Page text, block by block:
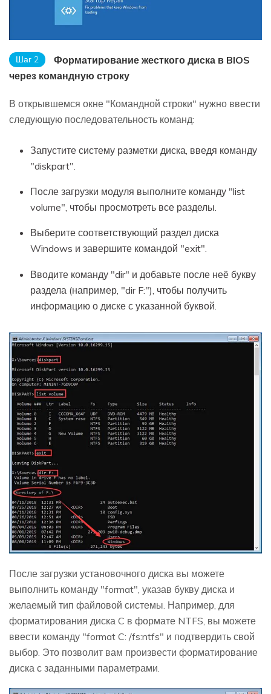
Шаг 2
Форматирование жесткого диска в BIOS
через командную строку
В открывшемся окне "Командной строки" нужно ввести
следующую последовательность команд:
Запустите систему разметки диска, введя команду
"diskpart".
После загрузки модуля выполните команду "list
volume", чтобы просмотреть все разделы.
Выберите соответствующий раздел диска
Windows и завершите командой "exit".
Вводите команду "dir" и добавьте после неё букву
раздела (например, "dir F:"), чтобы получить
информацию о диске с указанной буквой.
После загрузки установочного диска вы можете
выполнить команду "format", указав букву диска и
желаемый тип файловой системы. Например, для
форматирования диска C в формате NTFS, вы можете
ввести команду "format C: /fs:ntfs" и подтвердить свой
выбор. Это позволит вам произвести форматирование
диска с заданными параметрами.